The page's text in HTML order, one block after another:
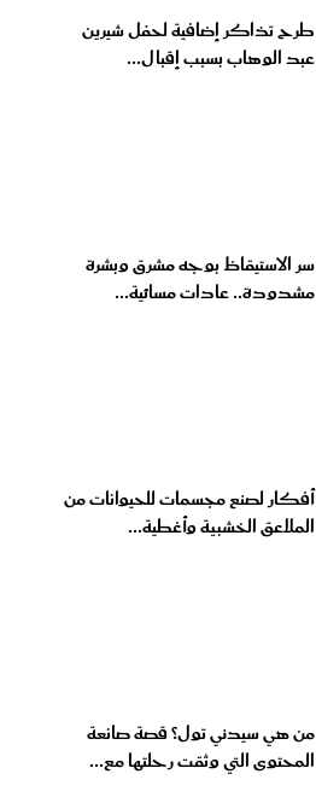
طرح تذاكر إضافية لحفل شيرين
عبد الوهاب بسبب إقبال...
سر الاستيقاظ بوجه مشرق وبشرة
مشدودة.. عادات مسائية...
أفكار لصنع مجسمات للحيوانات من
الملاعق الخشبية وأغطية...
من هي سيدني تول؟ قصة صانعة
المحتوى التي وثقت رحلتها مع...